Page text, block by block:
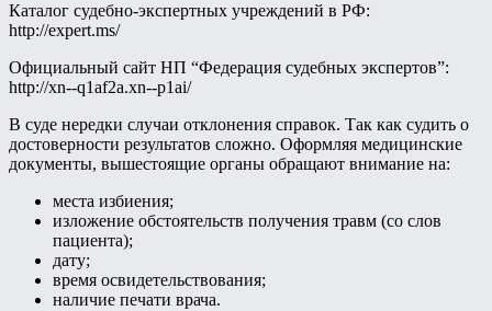
Каталог судебно-экспертных учреждений в РФ:
http://expert.ms/
Официальный сайт НП “Федерация судебных экспертов”:
http://xn--q1af2a.xn--p1ai/
В суде нередки случаи отклонения справок. Так как судить о
достоверности результатов сложно. Оформляя медицинские
документы, вышестоящие органы обращают внимание на:
места избиения;
изложение обстоятельств получения травм (со слов
пациента);
дату;
время освидетельствования;
наличие печати врача.